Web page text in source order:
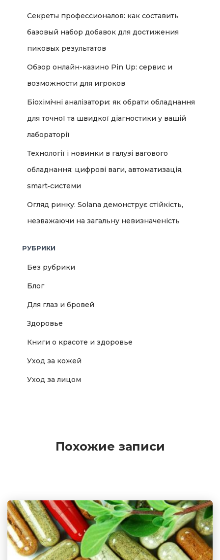
Секреты профессионалов: как составить
базовый набор добавок для достижения
пиковых результатов
Обзор онлайн-казино Pin Up: сервис и
возможности для игроков
Біохімічні аналізатори: як обрати обладнання
для точної та швидкої діагностики у вашій
лабораторії
Технології і новинки в галузі вагового
обладнання: цифрові ваги, автоматизація,
smart‑системи
Огляд ринку: Solana демонструє стійкість,
незважаючи на загальну невизначеність
РУБРИКИ
Без рубрики
Блог
Для глаз и бровей
Здоровье
Книги о красоте и здоровье
Уход за кожей
Уход за лицом
Похожие записи